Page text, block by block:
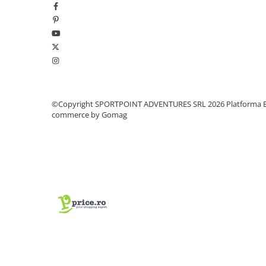
Vase si Tacamuri
©Copyright SPORTPOINT ADVENTURES SRL 2026 Platforma
commerce by Gomag